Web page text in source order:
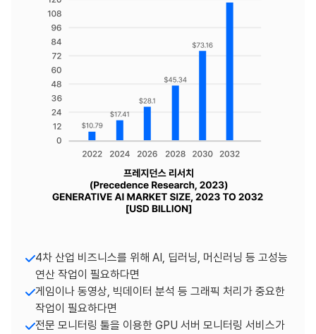
4차 산업 비즈니스를 위해 AI, 딥러닝, 머신러닝 등 고성능
연산 작업이 필요하다면
게임이나 동영상, 빅데이터 분석 등 그래픽 처리가 중요한
작업이 필요하다면
전문 모니터링 툴을 이용한 GPU 서버 모니터링 서비스가